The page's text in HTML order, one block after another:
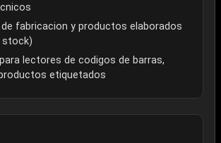
de fabricacion y productos elaborados
stock)
lectores de codigos de barras,
etiquetados